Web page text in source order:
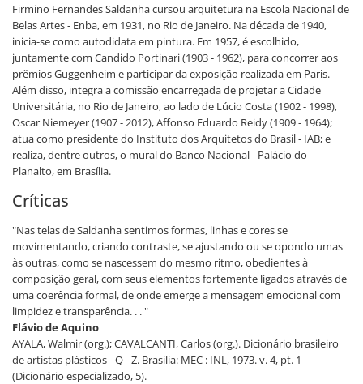
Firmino Fernandes Saldanha cursou arquitetura na Escola Nacional de
Belas Artes - Enba, em 1931, no Rio de Janeiro. Na década de 1940,
inicia-se como autodidata em pintura. Em 1957, é escolhido,
juntamente com Candido Portinari (1903 - 1962), para concorrer aos
prêmios Guggenheim e participar da exposição realizada em Paris.
Além disso, integra a comissão encarregada de projetar a Cidade
Universitária, no Rio de Janeiro, ao lado de Lúcio Costa (1902 - 1998),
Oscar Niemeyer (1907 - 2012), Affonso Eduardo Reidy (1909 - 1964);
atua como presidente do Instituto dos Arquitetos do Brasil - IAB; e
realiza, dentre outros, o mural do Banco Nacional - Palácio do
Planalto, em Brasília.
Críticas
"Nas telas de Saldanha sentimos formas, linhas e cores se
movimentando, criando contraste, se ajustando ou se opondo umas
às outras, como se nascessem do mesmo ritmo, obedientes à
composição geral, com seus elementos fortemente ligados através de
uma coerência formal, de onde emerge a mensagem emocional com
limpidez e transparência. . . "
Flávio de Aquino
AYALA, Walmir (org.); CAVALCANTI, Carlos (org.). Dicionário brasileiro
de artistas plásticos - Q - Z. Brasilia: MEC : INL, 1973. v. 4, pt. 1
(Dicionário especializado, 5).